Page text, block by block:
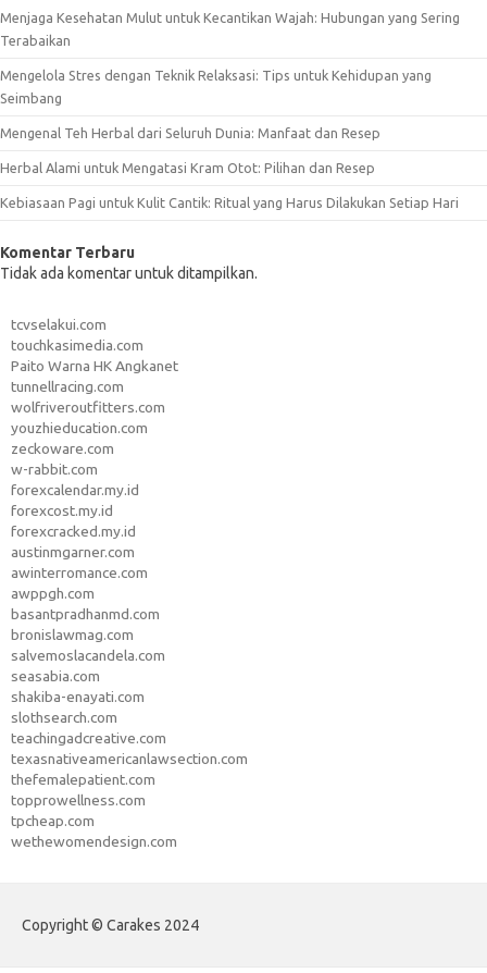
Menjaga Kesehatan Mulut untuk Kecantikan Wajah: Hubungan yang Sering
Terabaikan
Mengelola Stres dengan Teknik Relaksasi: Tips untuk Kehidupan yang
Seimbang
Mengenal Teh Herbal dari Seluruh Dunia: Manfaat dan Resep
Herbal Alami untuk Mengatasi Kram Otot: Pilihan dan Resep
Kebiasaan Pagi untuk Kulit Cantik: Ritual yang Harus Dilakukan Setiap Hari
Komentar Terbaru
Tidak ada komentar untuk ditampilkan.
tcvselakui.com
touchkasimedia.com
Paito Warna HK Angkanet
tunnellracing.com
wolfriveroutfitters.com
youzhieducation.com
zeckoware.com
w-rabbit.com
forexcalendar.my.id
forexcost.my.id
forexcracked.my.id
austinmgarner.com
awinterromance.com
awppgh.com
basantpradhanmd.com
bronislawmag.com
salvemoslacandela.com
seasabia.com
shakiba-enayati.com
slothsearch.com
teachingadcreative.com
texasnativeamericanlawsection.com
thefemalepatient.com
topprowellness.com
tpcheap.com
wethewomendesign.com
Copyright © Carakes 2024